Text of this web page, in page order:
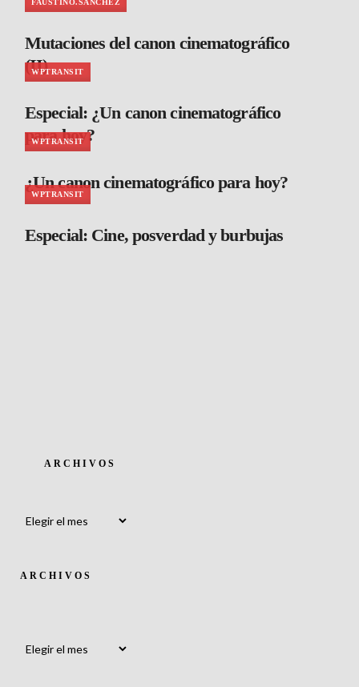
FAUSTINO.SANCHEZ
Mutaciones del canon cinematográfico
(II)
WPTRANSIT
Especial: ¿Un canon cinematográfico
para hoy?
WPTRANSIT
¿Un canon cinematográfico para hoy?
WPTRANSIT
Especial: Cine, posverdad y burbujas
ARCHIVOS
ARCHIVOS